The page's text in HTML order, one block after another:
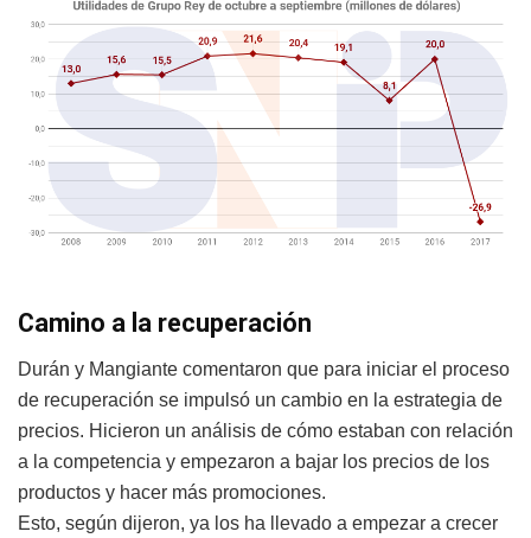
Camino a la recuperación
Durán y Mangiante comentaron que para iniciar el proceso
de recuperación se impulsó un cambio en la estrategia de
precios. Hicieron un análisis de cómo estaban con relación
a la competencia y empezaron a bajar los precios de los
productos y hacer más promociones.
Esto, según dijeron, ya los ha llevado a empezar a crecer